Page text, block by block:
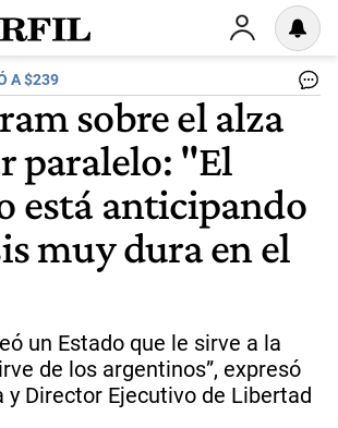
A $239
sobre el alza
paralelo: "El
está anticipando
muy dura en el
un Estado que le sirve a la
de los argentinos”, expresó
y Director Ejecutivo de Libertad